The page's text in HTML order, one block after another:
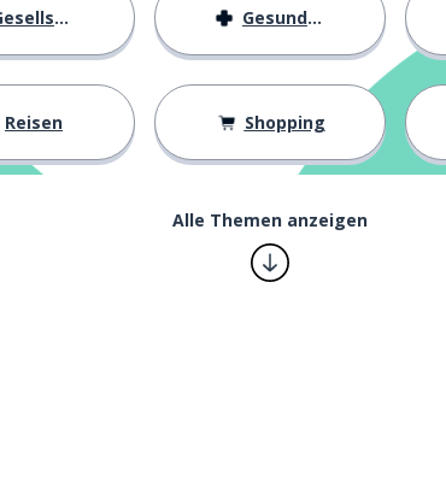
Gesundheit
Reisen Shopping
Alle Themen anzeigen